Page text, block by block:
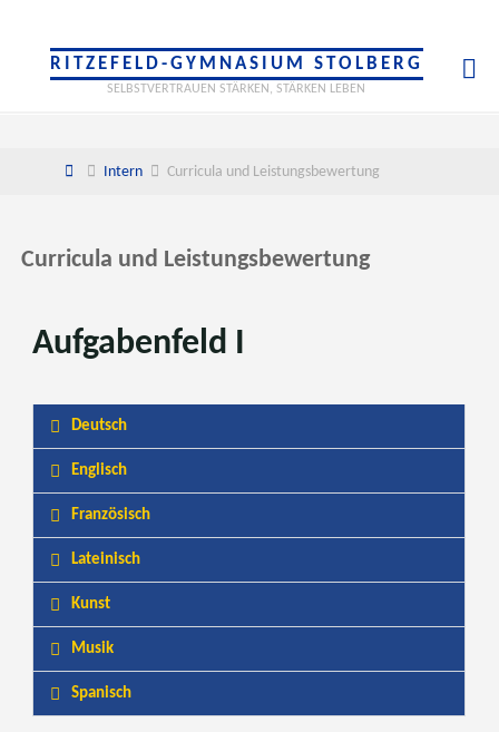
RITZEFELD-GYMNASIUM STOLBERG
SELBSTVERTRAUEN STÄRKEN, STÄRKEN LEBEN
Intern Curricula und Leistungsbewertung
Curricula und Leistungsbewertung
Aufgabenfeld I
Deutsch
Englisch
Französisch
Lateinisch
Kunst
Musik
Spanisch